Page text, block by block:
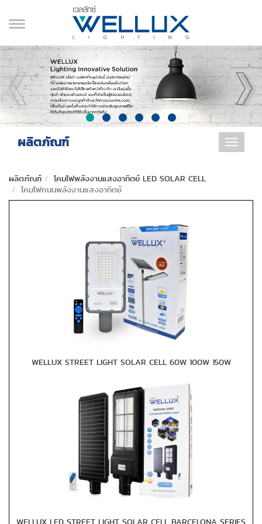
Toggle
ผลิตภัณฑ์
ผลิตภัณฑ์
โคมไฟพลังงานแสงอาทิตย์ LED SOLAR CELL
โคมไฟถนนพลังงานแสงอาทิตย์
WELLUX STREET LIGHT SOLAR CELL 60W 100W 150W
WELLUX LED STREET LIGHT SOLAR CELL BARCELONA SERIES